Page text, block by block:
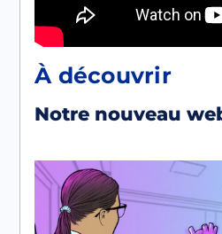
À découvrir
Notre nouveau